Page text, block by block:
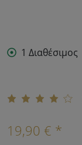
1 Διαθέσιμος
19,90 € *